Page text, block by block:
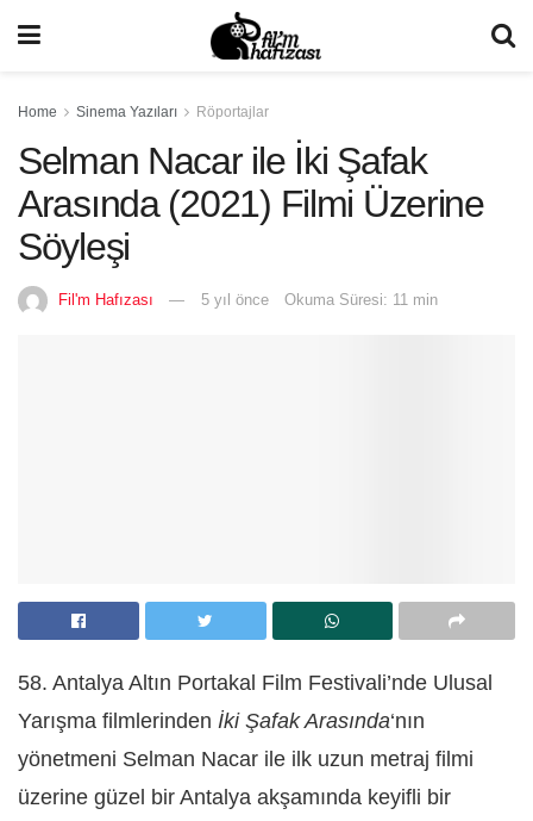
Home Sinema Yazıları Röportajlar
Selman Nacar ile İki Şafak
Arasında (2021) Filmi Üzerine
Söyleşi
Fil'm Hafızası 5 yıl önce Okuma Süresi: 11 min
58. Antalya Altın Portakal Film Festivali’nde Ulusal
Yarışma filmlerinden İki Şafak Arasında‘nın
yönetmeni Selman Nacar ile ilk uzun metraj filmi
üzerine güzel bir Antalya akşamında keyifli bir